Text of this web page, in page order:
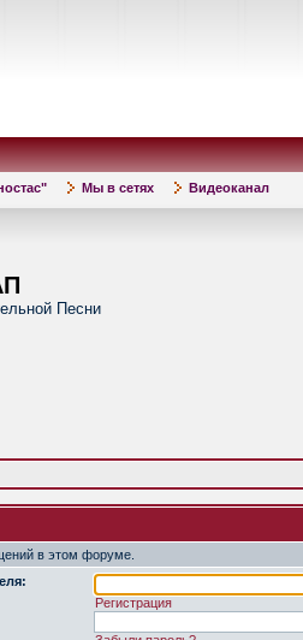
Мы в сетях Видеоканал
Песни
в этом форуме.
Регистрация